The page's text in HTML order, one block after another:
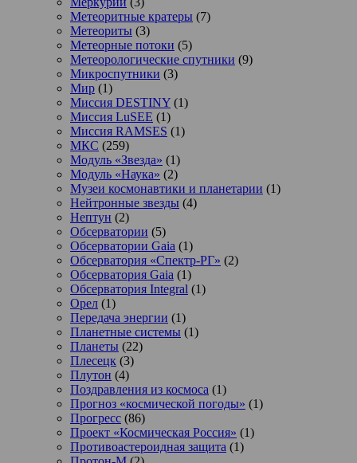
Метеоритные кратеры (7)
Метеориты (3)
Метеорные потоки (5)
Метеорологические спутники (9)
Микроспутники (3)
Мир (1)
Миссия DESTINY (1)
Миссия LuSEE (1)
Миссия RAMSES (1)
МКС (259)
Модуль «Звезда» (1)
Модуль «Наука» (2)
Музеи космонавтики и планетарии (1)
Нейтронные звезды (4)
Нептун (2)
Обсерватории (5)
Обсерватории Gaia (1)
Обсерватория «Спектр-РГ» (2)
Обсерватория Gaia (1)
Обсерватория Integral (1)
Орел (1)
Передача энергии (1)
Планетные системы (1)
Планеты (22)
Плесецк (3)
Плутон (4)
Поздравления из космоса (1)
Прогноз «космической погоды» (1)
Прогресс (86)
Проект «Космическая Россия» (1)
Противоастероидная защита (1)